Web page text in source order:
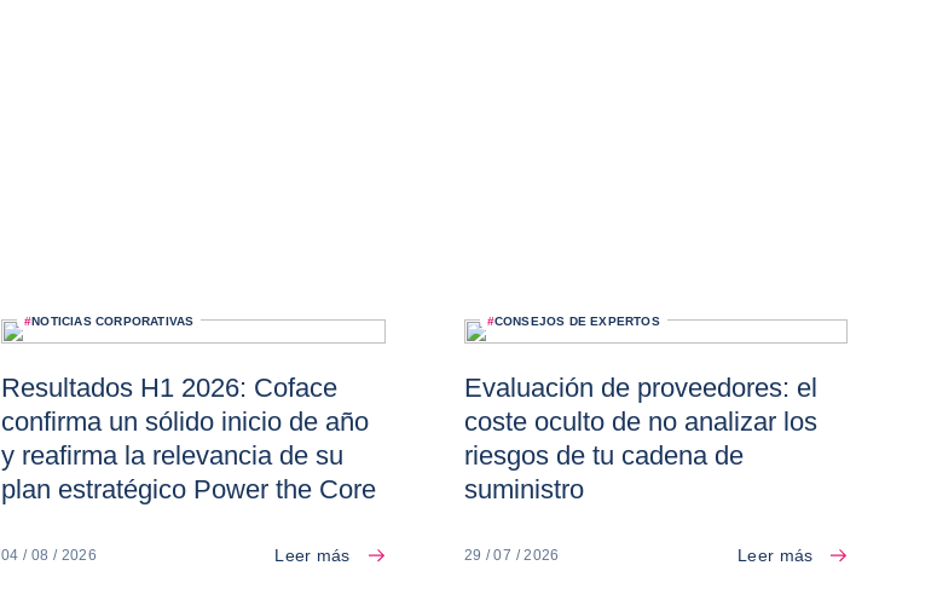
#NOTICIAS CORPORATIVAS
Resultados H1 2026: Coface
confirma un sólido inicio de año
y reafirma la relevancia de su
plan estratégico Power the Core
04 / 08 / 2026 Leer más
#CONSEJOS DE EXPERTOS
Evaluación de proveedores: el
coste oculto de no analizar los
riesgos de tu cadena de
suministro
29 / 07 / 2026 Leer más